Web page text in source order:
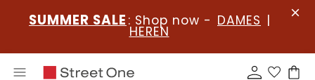
SUMMER SALE : Shop now - DAMES |
HEREN